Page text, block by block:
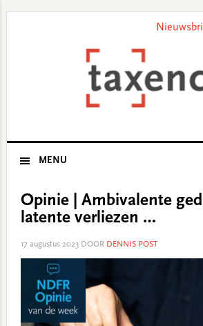
MENU
Opinie | Ambivalente
latente verliezen …
17 augustus 2023DOOR DENNIS POST